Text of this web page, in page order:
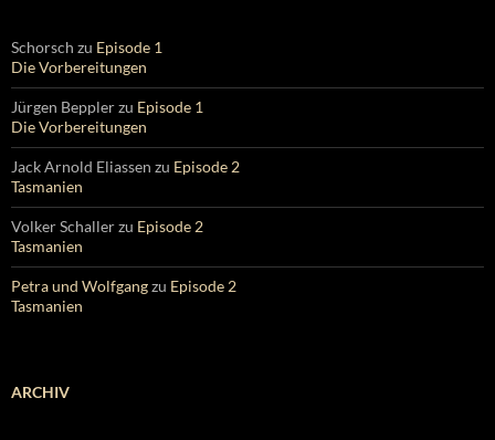
Schorsch zu Episode 1
Die Vorbereitungen
Jürgen Bepplerzu Episode 1
Die Vorbereitungen
Jack Arnold Eliassen zu Episode 2
Tasmanien
Volker Schallerzu Episode 2
Tasmanien
Petra und Wolfgangzu Episode 2
Tasmanien
ARCHIV